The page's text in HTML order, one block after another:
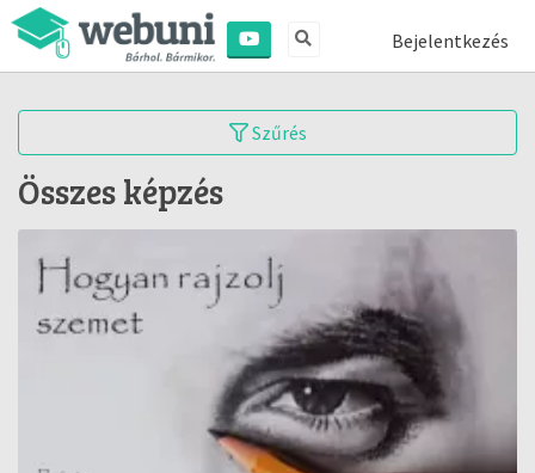
Bejelentkezés
Szűrés
Összes képzés